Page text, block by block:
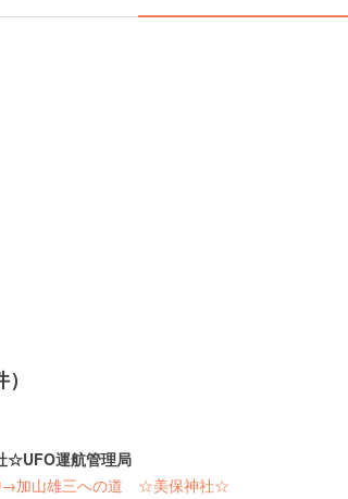
☆UFO運航管理局
加山雄三への道 ☆美保神社☆